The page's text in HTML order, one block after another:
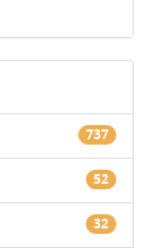
737
52
32